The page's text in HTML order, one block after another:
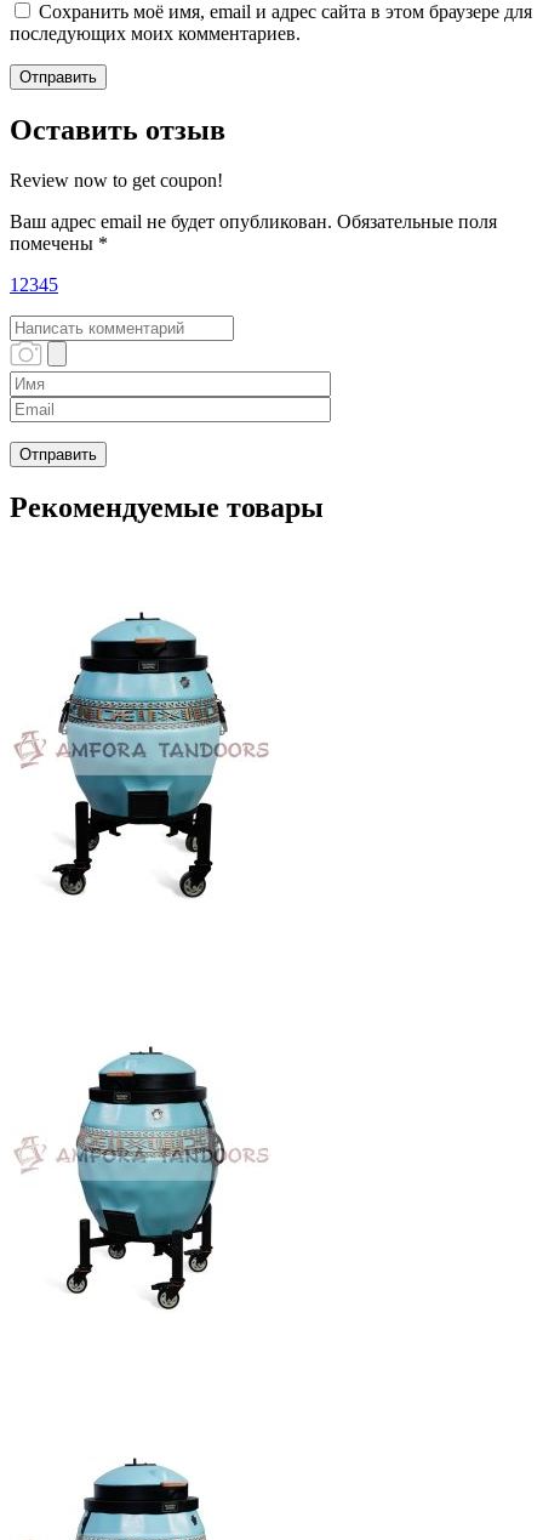
Сохранить моё имя, email и адрес сайта в этом браузере для
последующих моих комментариев.
Оставить отзыв
Review now to get coupon!
Ваш адрес email не будет опубликован. Обязательные поля
помечены *
12345
Рекомендуемые товары